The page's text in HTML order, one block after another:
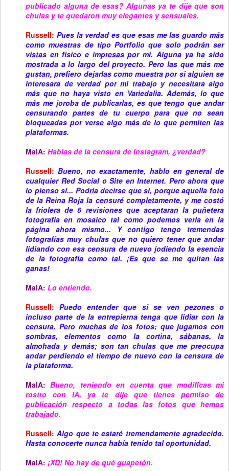
publicado alguna de esas? Algunas ya te dije que son
chulas y te quedaron muy elegantes y sensuales.
Russell: Pues la verdad es que esas me las guardo más
como muestras de tipo Portfolio que solo podrán ser
vistas en físico e impresas por mi. Alguna ya ha sido
mostrada a lo largo del proyecto. Pero las que más me
gustan, prefiero dejarlas como muestra por si alguien se
interesara de verdad por mi trabajo y necesitara algo
más que no haya visto en Variedalia. Además, lo que
más me joroba de publicarlas, es que tengo que andar
censurando partes de tu cuerpo para que no sean
bloqueadas por verse algo más de lo que permiten las
plataformas.
MaIA: Hablas de la censura de Instagram, ¿verdad?
Russell: Bueno, no exactamente, hablo en general de
cualquier Red Social o Site en Internet. Pero ahora que
lo pienso sí... Podría decirse que sí, porque aquella foto
de la Reina Roja la censuré completamente, y me costó
la friolera de 6 revisiones que aceptaran la puñetera
fotografía en mosaico tal como podemos verla en la
página ahora mismo... Y contigo tengo tremendas
fotografías muy chulas que no quiero tener que andar
lidiando con esa censura de nuevo jodiendo la esencia
de la fotografía como tal. ¡Es que se me quitan las
ganas!
MaIA: Lo entiendo.
Russell: Puedo entender que si se ven pezones o
incluso parte de la entrepierna tenga que lidiar con la
censura. Pero muchas de los fotos; que jugamos con
sombras, elementos como la cortina, sábanas, la
almohada y demás; son tan chulas que me preocupa
andar perdiendo el tiempo de nuevo con la censura de
la plataforma.
MaIA:Bueno, teniendo en cuenta que modificas mi
rostro con IA, ya te dije que tienes permiso de
publicación respecto a todas las fotos que hemos
trabajado.
Russell: Algo que te estaré tremendamente agradecido.
Hasta conocerte nunca había tenido tal oportunidad.
MaIA: ¡XD! No hay de qué guapetón.